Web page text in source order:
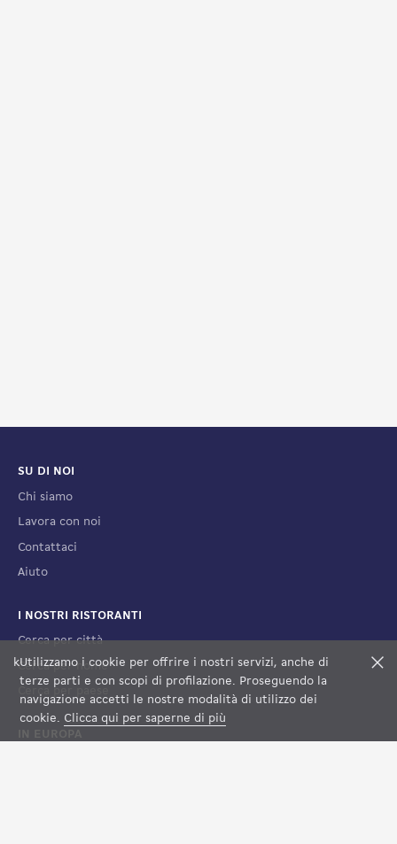
kUtilizzamo i cookie per offrire i nostri servizi, anche di
terze parti e con scopi di profilazione. Proseguendo la
navigazione accetti le nostre modalità di utilizzo dei
cookie. Clicca qui per saperne di più
FILTRI VEDI LA MAPPA
SU DI NOI
Chi siamo
Lavora con noi
Contattaci
Aiuto
I NOSTRI RISTORANTI
Cerca per città
Cerca per nome
Cerca per paese